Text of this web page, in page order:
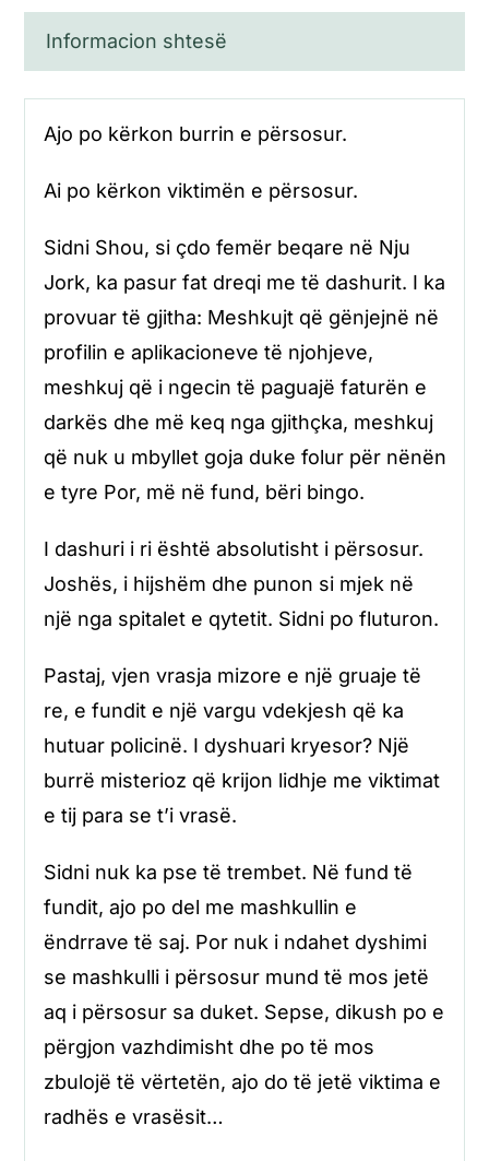
Informacion shtesë
Ajo po kërkon burrin e përsosur.
Ai po kërkon viktimën e përsosur.
Sidni Shou, si çdo femër beqare në Nju
Jork, ka pasur fat dreqi me të dashurit. I ka
provuar të gjitha: Meshkujt që gënjejnë në
profilin e aplikacioneve të njohjeve,
meshkuj që i ngecin të paguajë faturën e
darkës dhe më keq nga gjithçka, meshkuj
që nuk u mbyllet goja duke folur për nënën
e tyre Por, më në fund, bëri bingo.
I dashuri i ri është absolutisht i përsosur.
Joshës, i hijshëm dhe punon si mjek në
një nga spitalet e qytetit. Sidni po fluturon.
Pastaj, vjen vrasja mizore e një gruaje të
re, e fundit e një vargu vdekjesh që ka
hutuar policinë. I dyshuari kryesor? Një
burrë misterioz që krijon lidhje me viktimat
e tij para se t’i vrasë.
Sidni nuk ka pse të trembet. Në fund të
fundit, ajo po del me mashkullin e
ëndrrave të saj. Por nuk i ndahet dyshimi
se mashkulli i përsosur mund të mos jetë
aq i përsosur sa duket. Sepse, dikush po e
përgjon vazhdimisht dhe po të mos
zbulojë të vërtetën, ajo do të jetë viktima e
radhës e vrasësit…